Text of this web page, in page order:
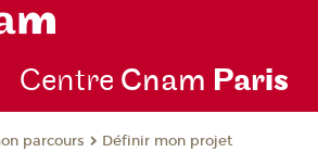
Centre Cnam Paris
parcours Définir mon projet